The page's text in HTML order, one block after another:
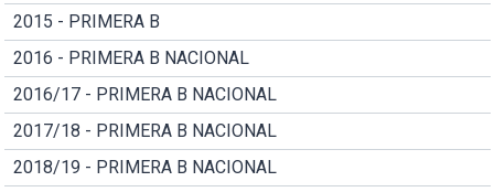
2015 - PRIMERA B
2016 - PRIMERA B NACIONAL
2016/17 - PRIMERA B NACIONAL
2017/18 - PRIMERA B NACIONAL
2018/19 - PRIMERA B NACIONAL